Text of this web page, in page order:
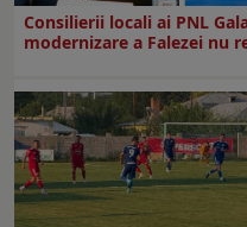
Consilierii locali ai PNL
modernizare a Falezei nu